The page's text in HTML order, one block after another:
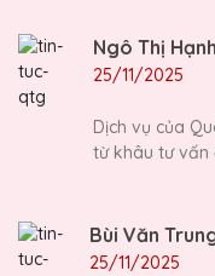
Ngô Thị Hạnh
25/11/2025
Dịch vụ của
từ khâu tư vấn
Bùi Văn
25/11/2025